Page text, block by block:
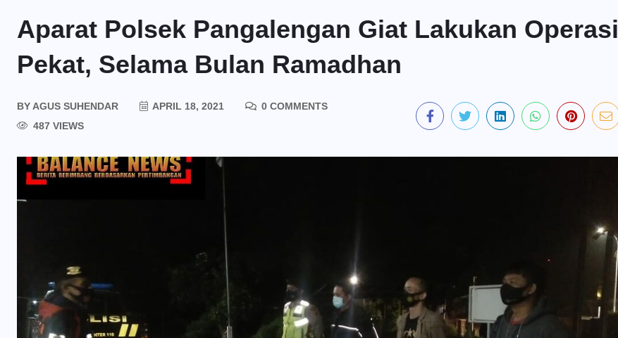
Aparat Polsek Pangalengan Giat Lakukan Operasi
Pekat, Selama Bulan Ramadhan
BY AGUS SUHENDAR APRIL 18, 2021
0 COMMENTS
487 VIEWS